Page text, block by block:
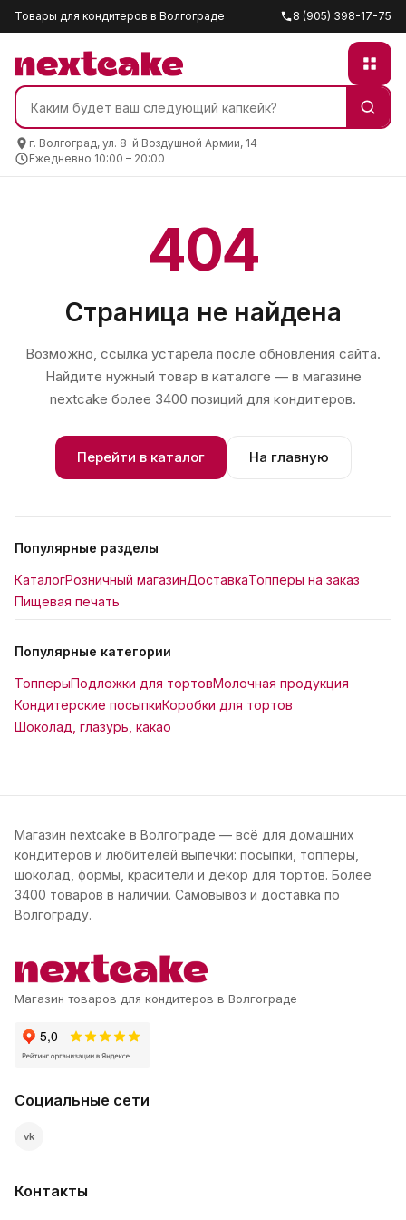
Товары для кондитеров в Волгограде 8 (905) 398-17-75
г. Волгоград, ул. 8-й Воздушной Армии, 14
Ежедневно 10:00 – 20:00
404
Страница не найдена
Возможно, ссылка устарела после обновления сайта.
Найдите нужный товар в каталоге — в магазине
nextcake более 3400 позиций для кондитеров.
Перейти в каталог На главную
Популярные разделы
КаталогРозничный магазинДоставкаТопперы на заказ
Пищевая печать
Популярные категории
ТопперыПодложки для тортовМолочная продукция
Кондитерские посыпкиКоробки для тортов
Шоколад, глазурь, какао
Магазин nextcake в Волгограде — всё для домашних
кондитеров и любителей выпечки: посыпки, топперы,
шоколад, формы, красители и декор для тортов. Более
3400 товаров в наличии. Самовывоз и доставка по
Волгограду.
Магазин товаров для кондитеров в Волгограде
Социальные сети
vk
Контакты